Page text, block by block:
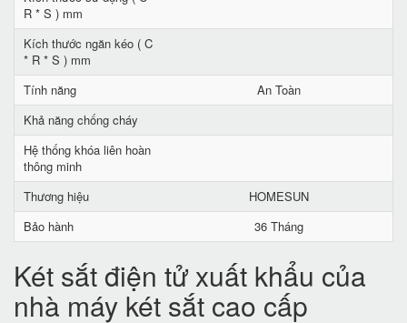
R * S ) mm
Kích thước ngăn kéo ( C
* R * S ) mm
Tính năng
An Toàn
Khả năng chống cháy
Hệ thống khóa liên hoàn
thông minh
Thương hiệu
HOMESUN
Bảo hành
36 Tháng
Két sắt điện tử xuất khẩu của
nhà máy két sắt cao cấp